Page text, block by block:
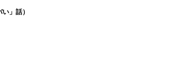
」話）